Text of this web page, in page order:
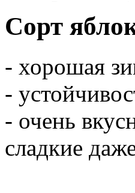
Сорт
- хорошая
-
- очень
сладкие